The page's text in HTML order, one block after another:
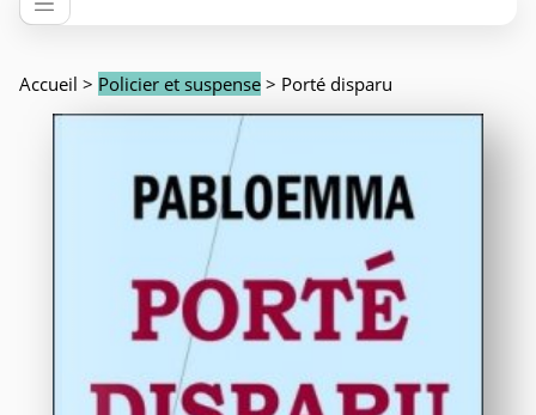
Accueil > Policier et suspense > Porté disparu